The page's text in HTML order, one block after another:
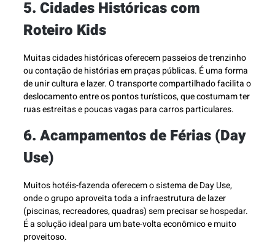
5. Cidades Históricas com
Roteiro Kids
Muitas cidades históricas oferecem passeios de trenzinho
ou contação de histórias em praças públicas. É uma forma
de unir cultura e lazer. O transporte compartilhado facilita o
deslocamento entre os pontos turísticos, que costumam ter
ruas estreitas e poucas vagas para carros particulares.
6. Acampamentos de Férias (Day
Use)
Muitos hotéis-fazenda oferecem o sistema de Day Use,
onde o grupo aproveita toda a infraestrutura de lazer
(piscinas, recreadores, quadras) sem precisar se hospedar.
É a solução ideal para um bate-volta econômico e muito
proveitoso.